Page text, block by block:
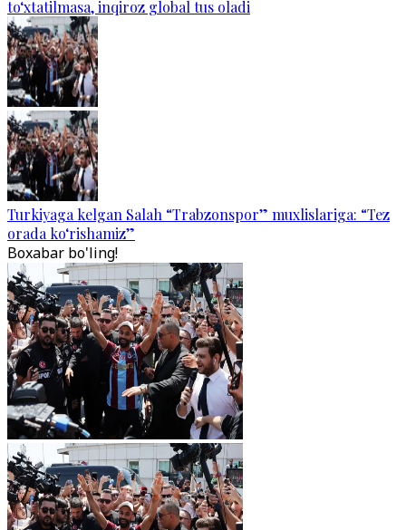
to‘xtatilmasa, inqiroz global tus oladi
Turkiyaga kelgan Salah “Trabzonspor” muxlislariga: “Tez
orada ko‘rishamiz”
Boxabar bo'ling!